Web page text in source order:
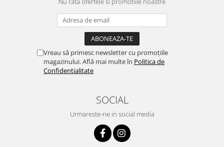
Vreau să primesc newsletter cu promoțiile
magazinului. Află mai multe în Politica de
Confidentialitate
SOCIAL
Urmareste-ne in social media